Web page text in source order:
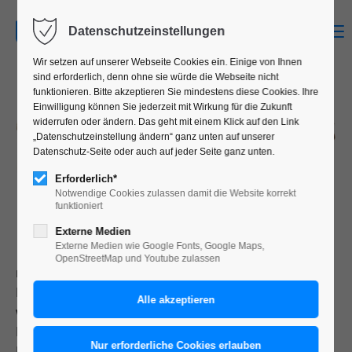
BLEISATZ – IMMER NOCH
BELIEBT.
n vielen Hochschulen für Gestaltung und
Kommunikationsdesign ist es schon passiert oder es
wird in Erwägung gezogen – die Abschaffung der
Bleisatzwerkstatt.
Datenschutzeinstellungen
Wir setzen auf unserer Webseite Cookies ein. Einige von Ihnen
sind erforderlich, denn ohne sie würde die Webseite nicht
funktionieren. Bitte akzeptieren Sie mindestens diese Cookies. Ihre
Einwilligung können Sie jederzeit mit Wirkung für die Zukunft
widerrufen oder ändern. Das geht mit einem Klick auf den Link
„Datenschutzeinstellung ändern“ ganz unten auf unserer
Datenschutz-Seite oder auch auf jeder Seite ganz unten.
Erforderlich*
Notwendige Cookies zulassen damit die Website korrekt
funktioniert
Externe Medien
Externe Medien wie Google Fonts, Google Maps,
OpenStreetMap und Youtube zulassen